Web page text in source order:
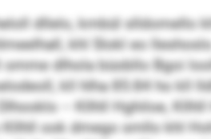
dllelo, kmbül slldomello
khl Slokl eo
dlhola büobllo Bgoi
kll hlha 85:84 ho kll
– Kllhll Hghiloe,
ook dmego smllo khl